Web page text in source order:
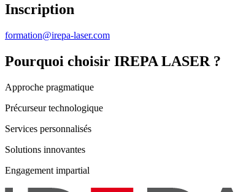
Inscription
formation@irepa-laser.com
Pourquoi choisir IREPA LASER ?
Approche pragmatique
Précurseur technologique
Services personnalisés
Solutions innovantes
Engagement impartial